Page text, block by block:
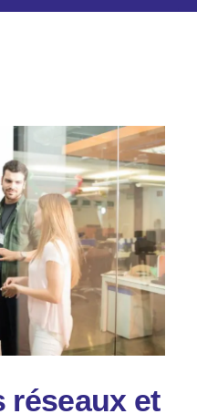
réseaux et